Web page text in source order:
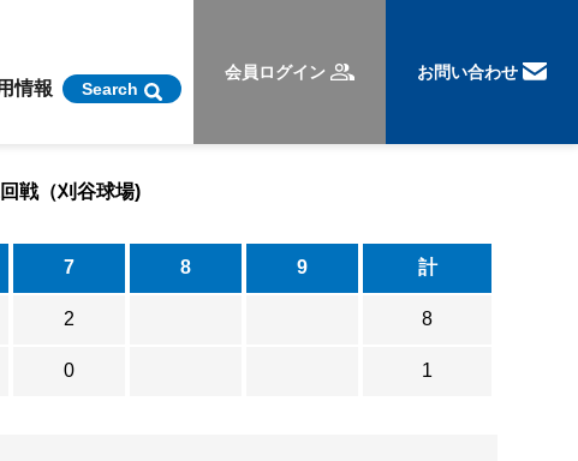
情報 Search
会員ログイン お問い合わせ
戦（刈谷球場)
7 8 9 計
2 8
0 1